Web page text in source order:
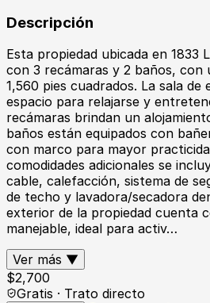
Descripción
Esta propiedad ubicada en 1833
con 3 recámaras y 2 baños,
1,560 pies cuadrados. La sala
espacio para relajarse y
recámaras brindan un
baños están equipados con
con marco para mayor
comodidades adicionales se
cable, calefacción, sistema de
de techo y lavadora/secadora
exterior de la propiedad cuenta
manejable, ideal para activ…
Ver más ▼
$2,700
Gratis · Trato directo